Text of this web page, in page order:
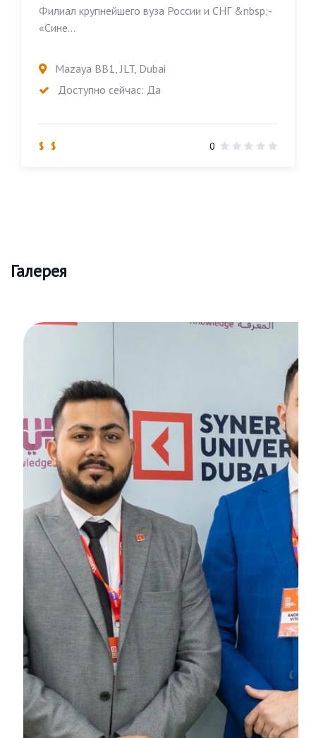
Филиал крупнейшего вуза России и СНГ &nbsp;-
«Сине...
Mazaya BB1, JLT, Dubai
Доступно сейчас: Да
$ $ 0
Галерея